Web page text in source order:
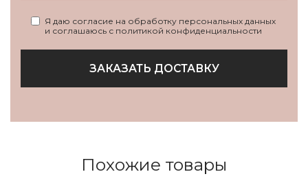
Я даю согласие на обработку персональных данных
и соглашаюсь с политикой конфиденциальности
ЗАКАЗАТЬ ДОСТАВКУ
Похожие товары